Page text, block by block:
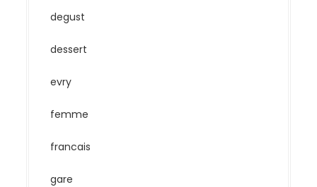
degust
dessert
evry
femme
francais
gare